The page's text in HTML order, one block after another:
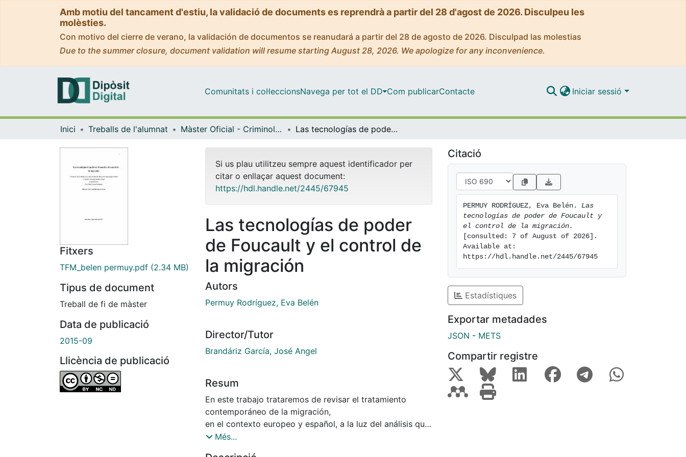
Amb motiu del tancament d'estiu, la validació de documents es reprendrà a partir del 28 d'agost de 2026. Disculpeu les
molèsties.
Con motivo del cierre de verano, la validación de documentos se reanudará a partir del 28 de agosto de 2026. Disculpad las molestias
Due to the summer closure, document validation will resume starting August 28, 2026. We apologize for any inconvenience.
Comunitats i col·leccionsNavega per tot el DD Com publicarContacte Iniciar sessió
Inici Treballs de l'alumnat Màster Oficial - Criminologia, Política Criminal i Sociologia Juridicopenal Las tecnologías de poder de Foucault y el control de la migración
Fitxers
TFM_belen permuy.pdf (2.34 MB)
Tipus de document
Treball de fi de màster
Data de publicació
2015-09
Llicència de publicació
Si us plau utilitzeu sempre aquest identificador per
citar o enllaçar aquest document:
https://hdl.handle.net/2445/67945
Las tecnologías de poder
de Foucault y el control de
la migración
Autors
Permuy Rodríguez, Eva Belén
Director/Tutor
Brandáriz García, José Angel
Resum
En este trabajo trataremos de revisar el tratamiento
contemporáneo de la migración,
en el contexto europeo y español, a la luz del análisis que
realiza Foucault sobre el poder,
Més...
Citació
PERMUY RODRÍGUEZ, Eva Belén. Las
tecnologías de poder de Foucault y
el control de la migración.
[consulted: 7 of August of 2026].
Available at:
https://hdl.handle.net/2445/67945
Estadístiques
Exportar metadades
JSON - METS
Compartir registre